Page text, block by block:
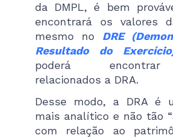
da DMPL, é bem
encontrará os valores
mesmo no DRE
Resultado do
poderá
relacionados a DRA.
Desse modo, a DRA é
mais analítico e não tão
com relação ao